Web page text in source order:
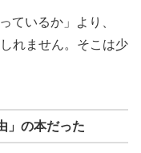
ているか」より、
れません。そこは少
」の本だった